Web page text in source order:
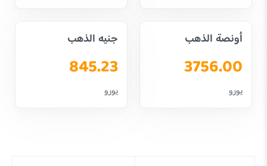
أونصة الذهب
3756.00
يورو
جنيه الذهب
845.23
يورو